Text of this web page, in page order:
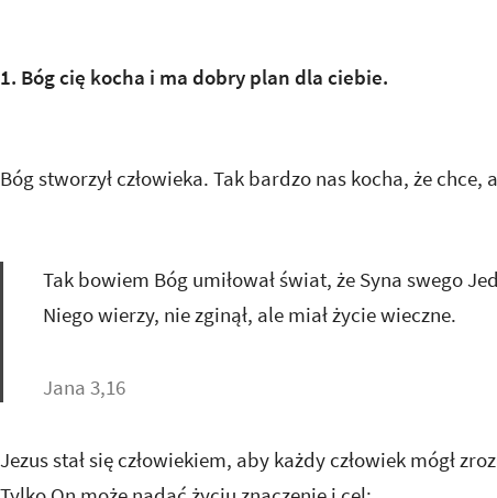
1. Bóg cię kocha i ma dobry plan dla ciebie.
Bóg stworzył człowieka. Tak bardzo nas kocha, że
Tak bowiem Bóg umiłował świat, że Syna swego
Niego wierzy, nie zginął, ale miał życie wieczne.
Jana 3,16
Jezus stał się człowiekiem, aby każdy człowiek mógł